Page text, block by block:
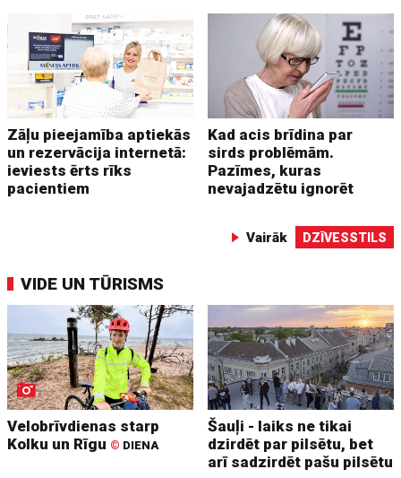
Zāļu pieejamība aptiekās
un rezervācija internetā:
ieviests ērts rīks
pacientiem
Kad acis brīdina par
sirds problēmām.
Pazīmes, kuras
nevajadzētu ignorēt
Vairāk DZĪVESSTILS
VIDE UN TŪRISMS
Velobrīvdienas starp
Kolku un Rīgu © DIENA
Šauļi - laiks ne tikai
dzirdēt par pilsētu, bet
arī sadzirdēt pašu pilsētu